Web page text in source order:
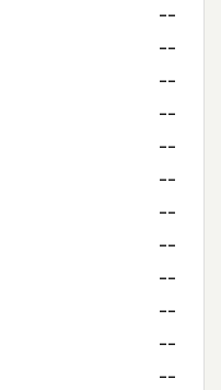
--
--
--
--
--
--
--
--
--
--
--
--